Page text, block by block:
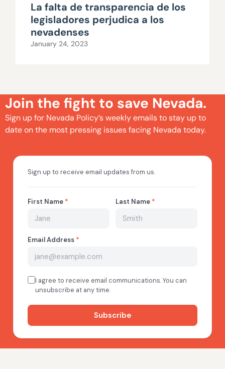
La falta de transparencia de los
legisladores perjudica a los
nevadenses
January 24, 2023
Join the fight to save Nevada.
Sign up for Nevada Policy’s weekly emails to stay up to
date on the most pressing issues facing Nevada today.